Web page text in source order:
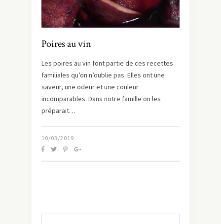
Poires au vin
Les poires au vin font partie de ces recettes
familiales qu’on n’oublie pas. Elles ont une
saveur, une odeur et une couleur
incomparables. Dans notre famille on les
préparait…
10/03/2019